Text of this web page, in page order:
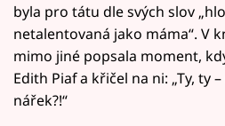
byla pro tátu dle svých slov
netalentovaná jako máma“. V
mimo jiné popsala moment,
Edith Piaf a křičel na ni: „Ty, ty
nářek?!“